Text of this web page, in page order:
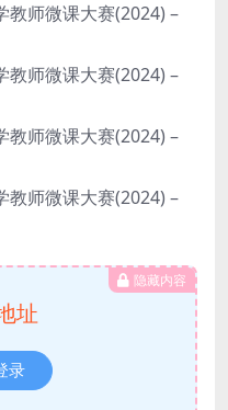
教师微课大赛(2024) –
教师微课大赛(2024) –
教师微课大赛(2024) –
教师微课大赛(2024) –
隐藏内容
址
录